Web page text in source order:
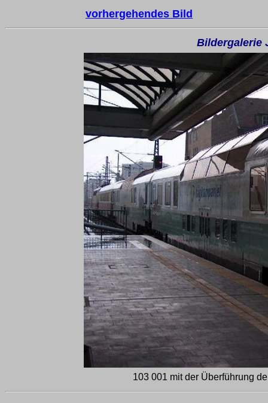
vorhergehendes Bild
Bildergalerie
103 001 mit der Überführung